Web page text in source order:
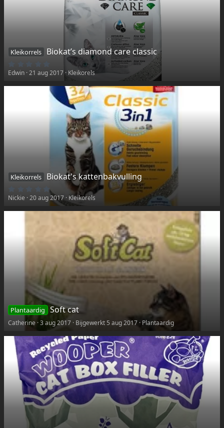
Kleikorrels Biokat’s diamond care classic
0
k
a
t
e
n
Edwin 21 aug 2017 Kleikorels
Kleikorrels Biokat's kattenbakvulling
,
0
0
k
Nickie 20 aug 2017 Kleikorels
Plantaardig Soft cat
Catherine 3 aug 2017 Bijgewerkt 5 aug 2017 Plantaardig